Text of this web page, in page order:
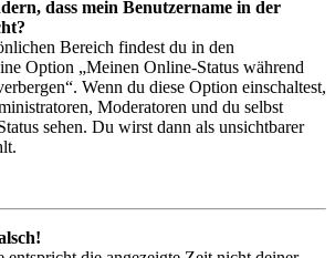
dass mein Benutzername in der
Bereich findest du in den
Option „Meinen Online-Status während
Wenn du diese Option einschaltest,
Moderatoren und du selbst
sehen. Du wirst dann als unsichtbarer